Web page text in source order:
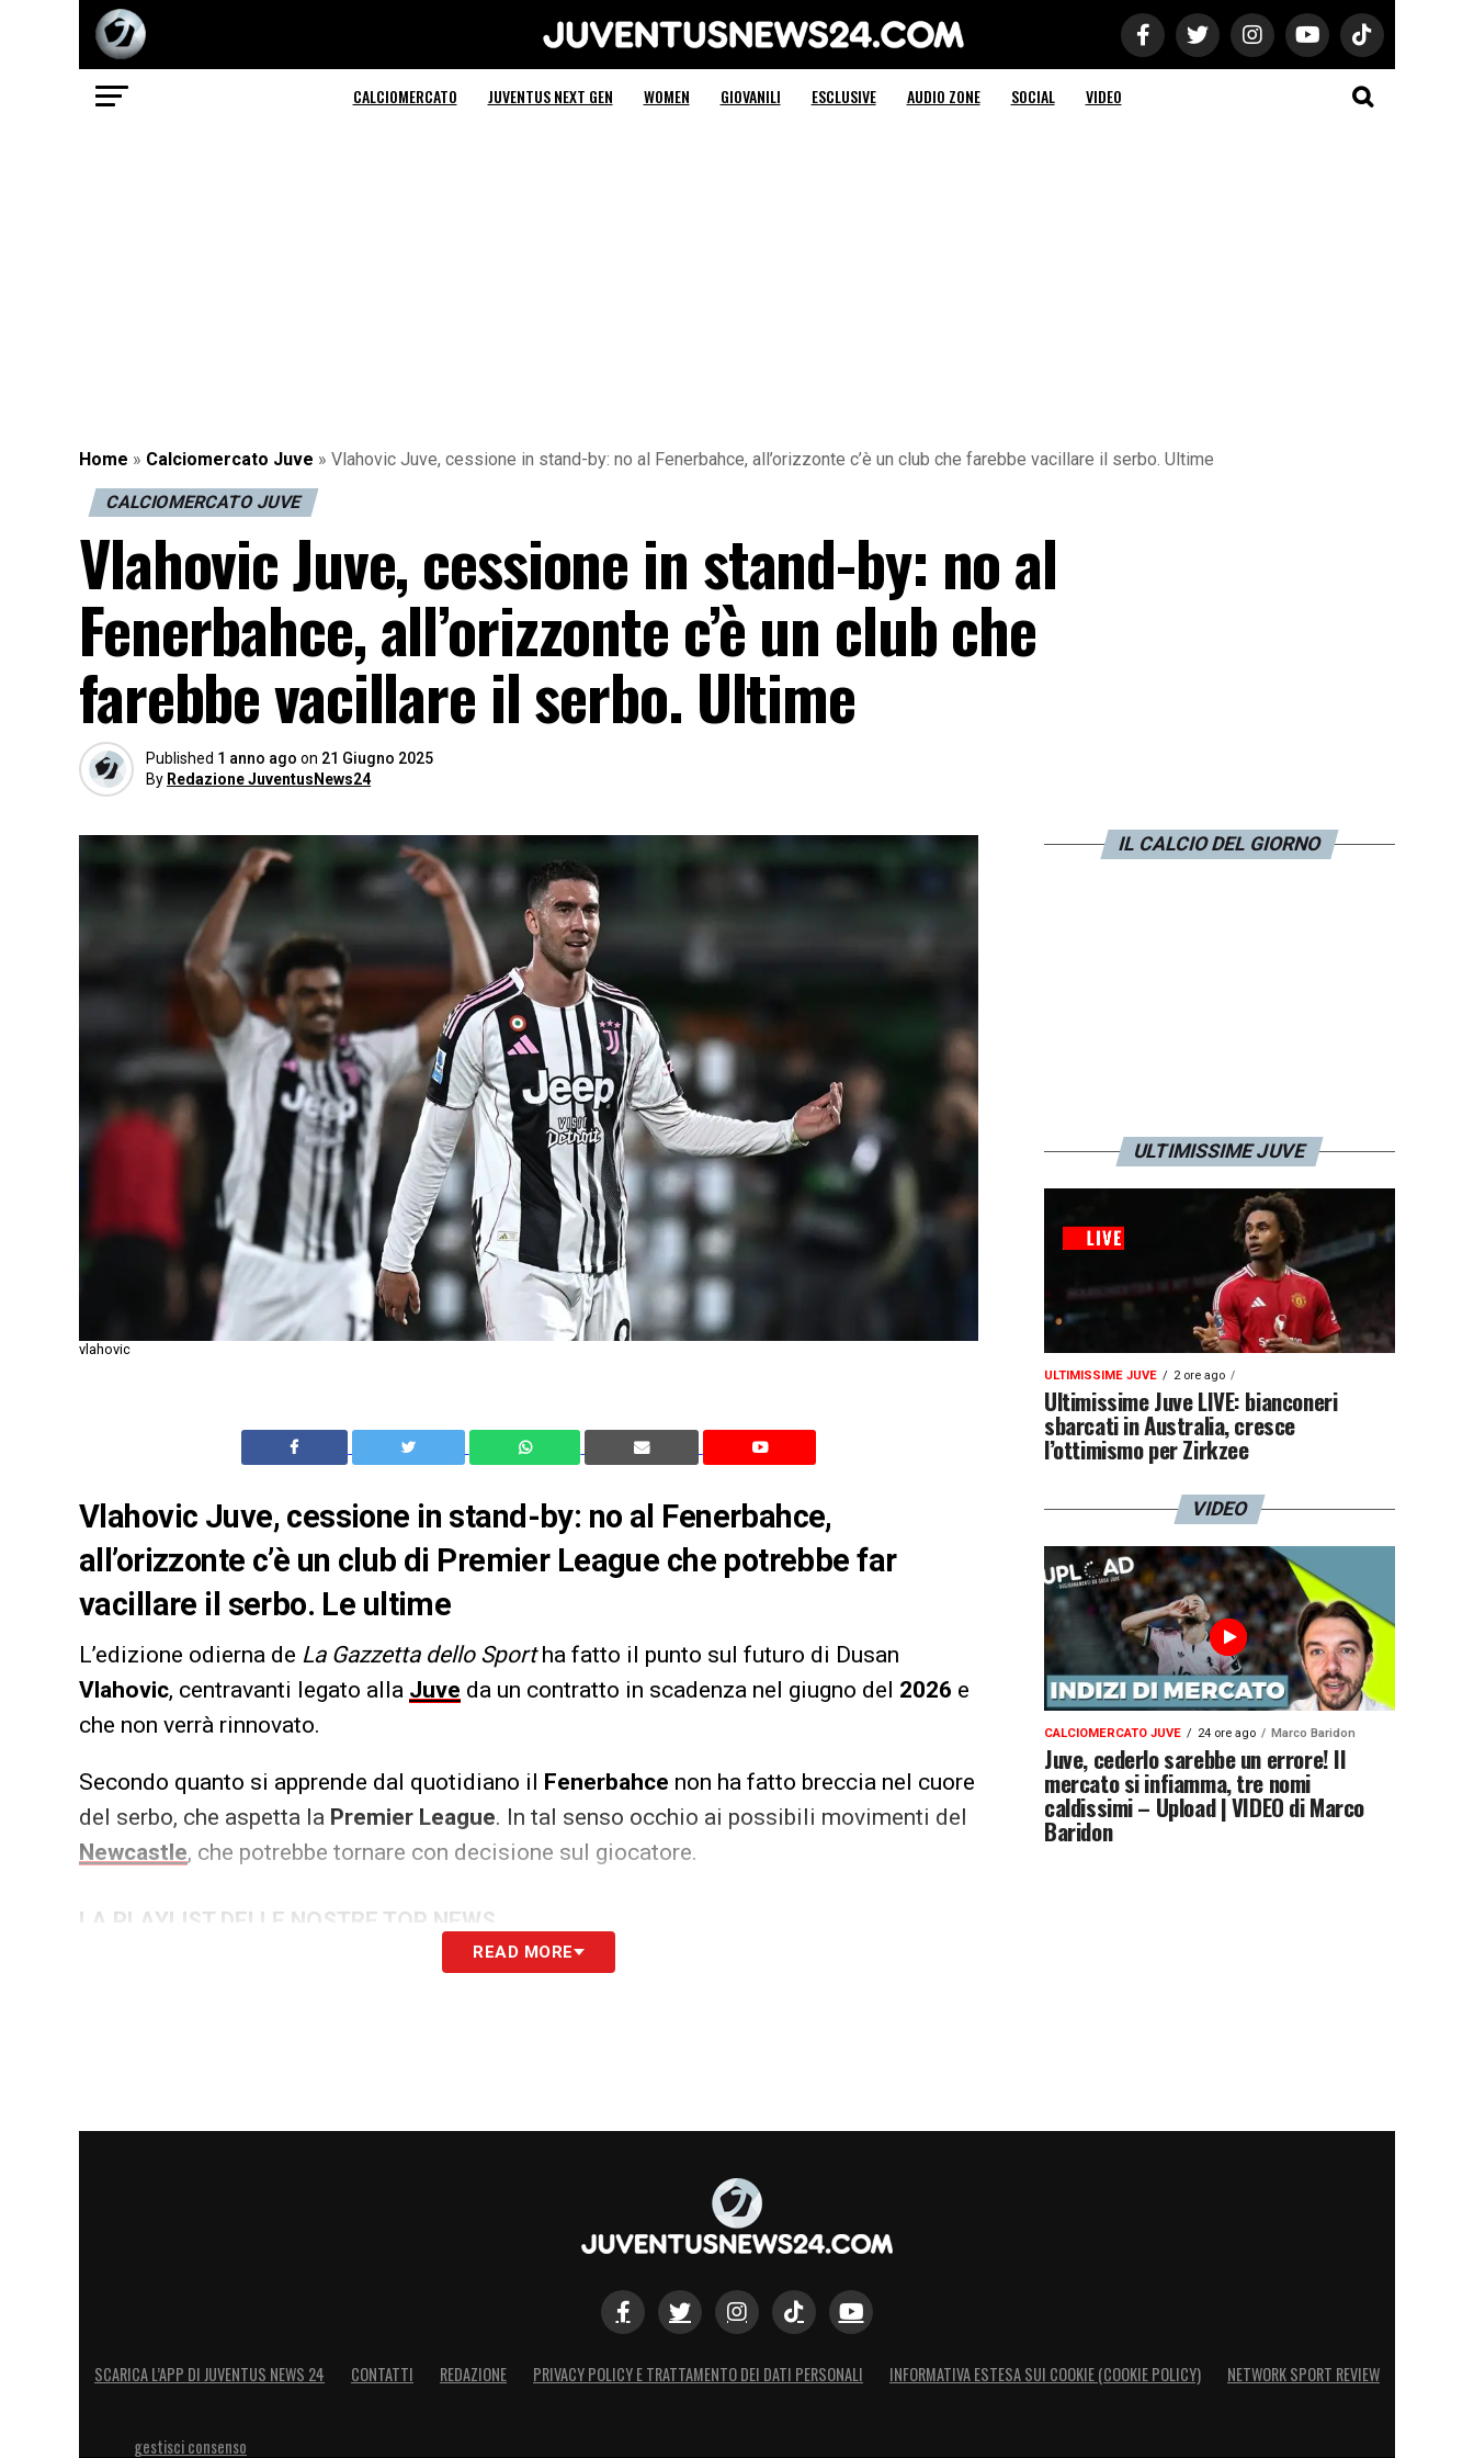
Juventus News 24
CALCIOMERCATO JUVENTUS NEXT GEN WOMEN GIOVANILI ESCLUSIVE AUDIO ZONE SOCIAL VIDEO
Home » Calciomercato Juve » Vlahovic Juve, cessione in stand-by: no al Fenerbahce, all’orizzonte c’è un club che farebbe vacillare il serbo. Ultime
CALCIOMERCATO JUVE
Vlahovic Juve, cessione in stand-by: no al
Fenerbahce, all’orizzonte c’è un club che
farebbe vacillare il serbo. Ultime
Published 1 anno ago on 21 Giugno 2025
By Redazione JuventusNews24
vlahovic
Vlahovic Juve, cessione in stand-by: no al Fenerbahce,
all’orizzonte c’è un club di Premier League che potrebbe far
vacillare il serbo. Le ultime
L’edizione odierna de La Gazzetta dello Sportha fatto il punto sul futuro di Dusan
Vlahovic, centravanti legato alla Juve da un contratto in scadenza nel giugno del 2026 e
che non verrà rinnovato.
Secondo quanto si apprende dal quotidiano il Fenerbahce non ha fatto breccia nel cuore
del serbo, che aspetta la Premier League. In tal senso occhio ai possibili movimenti del
Newcastle, che potrebbe tornare con decisione sul giocatore.
LA PLAYLIST DELLE NOSTRE TOP NEWS
READ MORE
IL CALCIO DEL GIORNO
ULTIMISSIME JUVE
ULTIMISSIME JUVE 2 ore ago
Ultimissime Juve LIVE: bianconeri
sbarcati in Australia, cresce
l’ottimismo per Zirkzee
VIDEO
CALCIOMERCATO JUVE 24 ore ago Marco Baridon
Juve, cederlo sarebbe un errore! Il
mercato si infiamma, tre nomi
caldissimi – Upload | VIDEO di Marco
Baridon
SCARICA L’APP DI JUVENTUS NEWS 24 CONTATTI REDAZIONE PRIVACY POLICY E TRATTAMENTO DEI DATI PERSONALI INFORMATIVA ESTESA SUI COOKIE (COOKIE POLICY) NETWORK SPORT REVIEW
gestisci consenso